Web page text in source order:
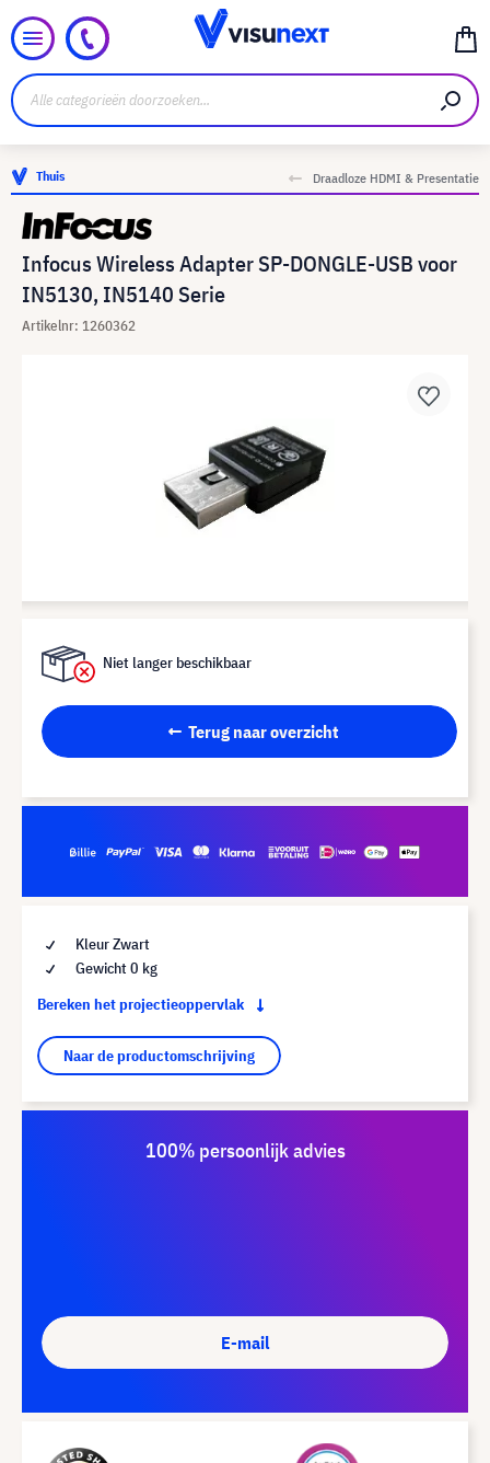
Thuis Draadloze HDMI & Presentatie
Infocus Wireless Adapter SP-DONGLE-USB voor
IN5130, IN5140 Serie
Artikelnr: 1260362
Niet langer beschikbaar
Terug naar overzicht
Kleur Zwart
Gewicht 0 kg
Bereken het projectieoppervlak
Naar de productomschrijving
100% persoonlijk advies
E-mail